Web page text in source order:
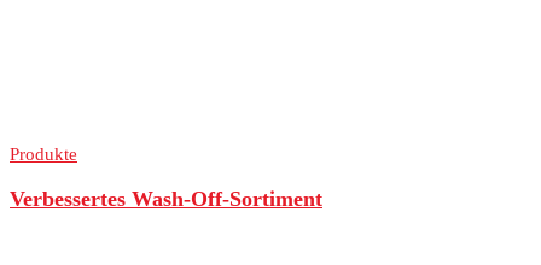
Produkte
Verbessertes Wash-Off-Sortiment